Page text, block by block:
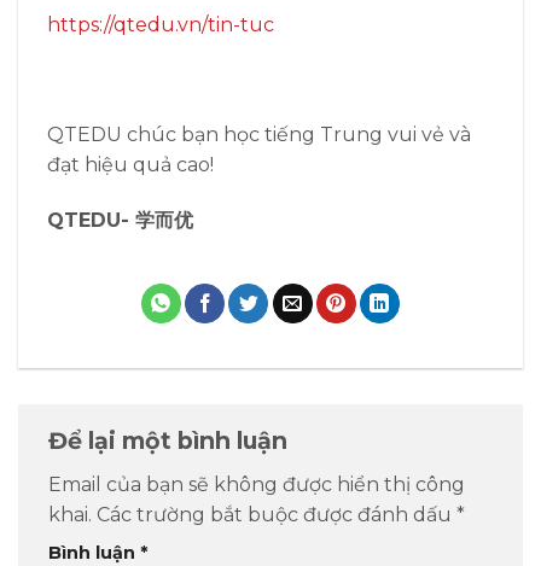
https://qtedu.vn/tin-tuc
QTEDU chúc bạn học tiếng Trung vui vẻ và
đạt hiệu quả cao!
QTEDU- 学而优
Để lại một bình luận
Email của bạn sẽ không được hiển thị công
khai. Các trường bắt buộc được đánh dấu *
Bình luận *